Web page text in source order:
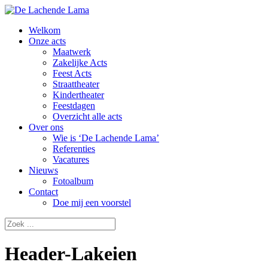
Welkom
Onze acts
Maatwerk
Zakelijke Acts
Feest Acts
Straattheater
Kindertheater
Feestdagen
Overzicht alle acts
Over ons
Wie is ‘De Lachende Lama’
Referenties
Vacatures
Nieuws
Fotoalbum
Contact
Doe mij een voorstel
Header-Lakeien